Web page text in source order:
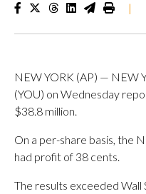
|
NEW YORK (AP) — NEW
(YOU) on Wednesday
$38.8 million.
On a per-share basis, the
had profit of 38 cents.
The results exceeded